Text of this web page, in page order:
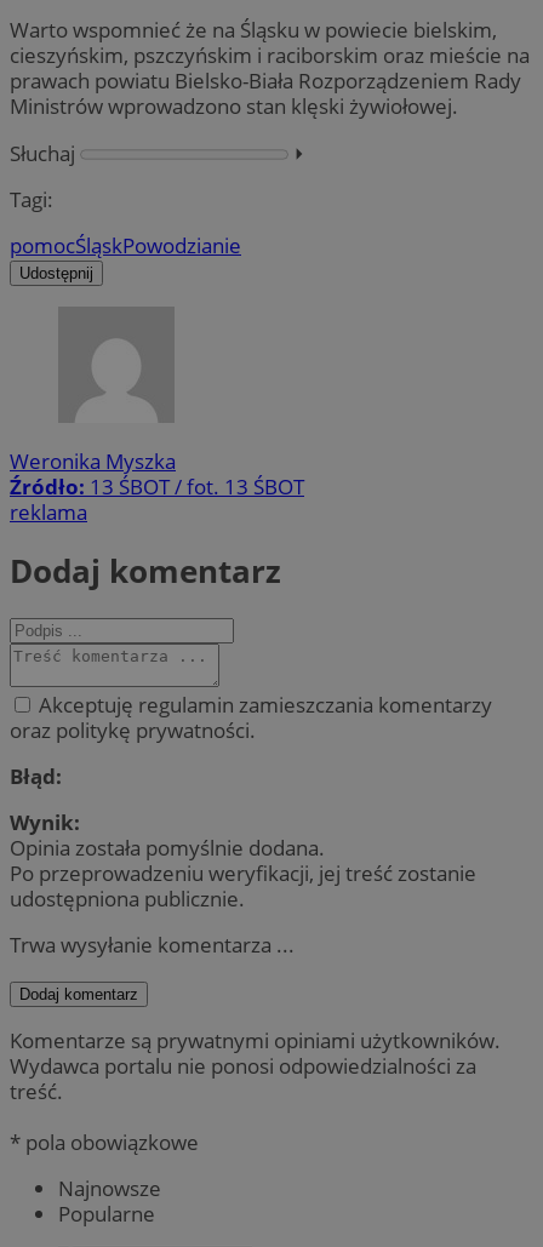
Warto wspomnieć że na Śląsku w powiecie bielskim,
cieszyńskim, pszczyńskim i raciborskim oraz mieście na
prawach powiatu Bielsko-Biała Rozporządzeniem Rady
Ministrów wprowadzono stan klęski żywiołowej.
Słuchaj
⏵︎
Tagi:
pomocŚląskPowodzianie
Udostępnij
Weronika Myszka
Źródło: 13 ŚBOT / fot. 13 ŚBOT
reklama
Dodaj komentarz
Akceptuję regulamin zamieszczania komentarzy
oraz politykę prywatności.
Błąd:
Wynik:
Opinia została pomyślnie dodana.
Po przeprowadzeniu weryfikacji, jej treść zostanie
udostępniona publicznie.
Trwa wysyłanie komentarza ...
Dodaj komentarz
Komentarze są prywatnymi opiniami użytkowników.
Wydawca portalu nie ponosi odpowiedzialności za
treść.
* pola obowiązkowe
Najnowsze
Popularne